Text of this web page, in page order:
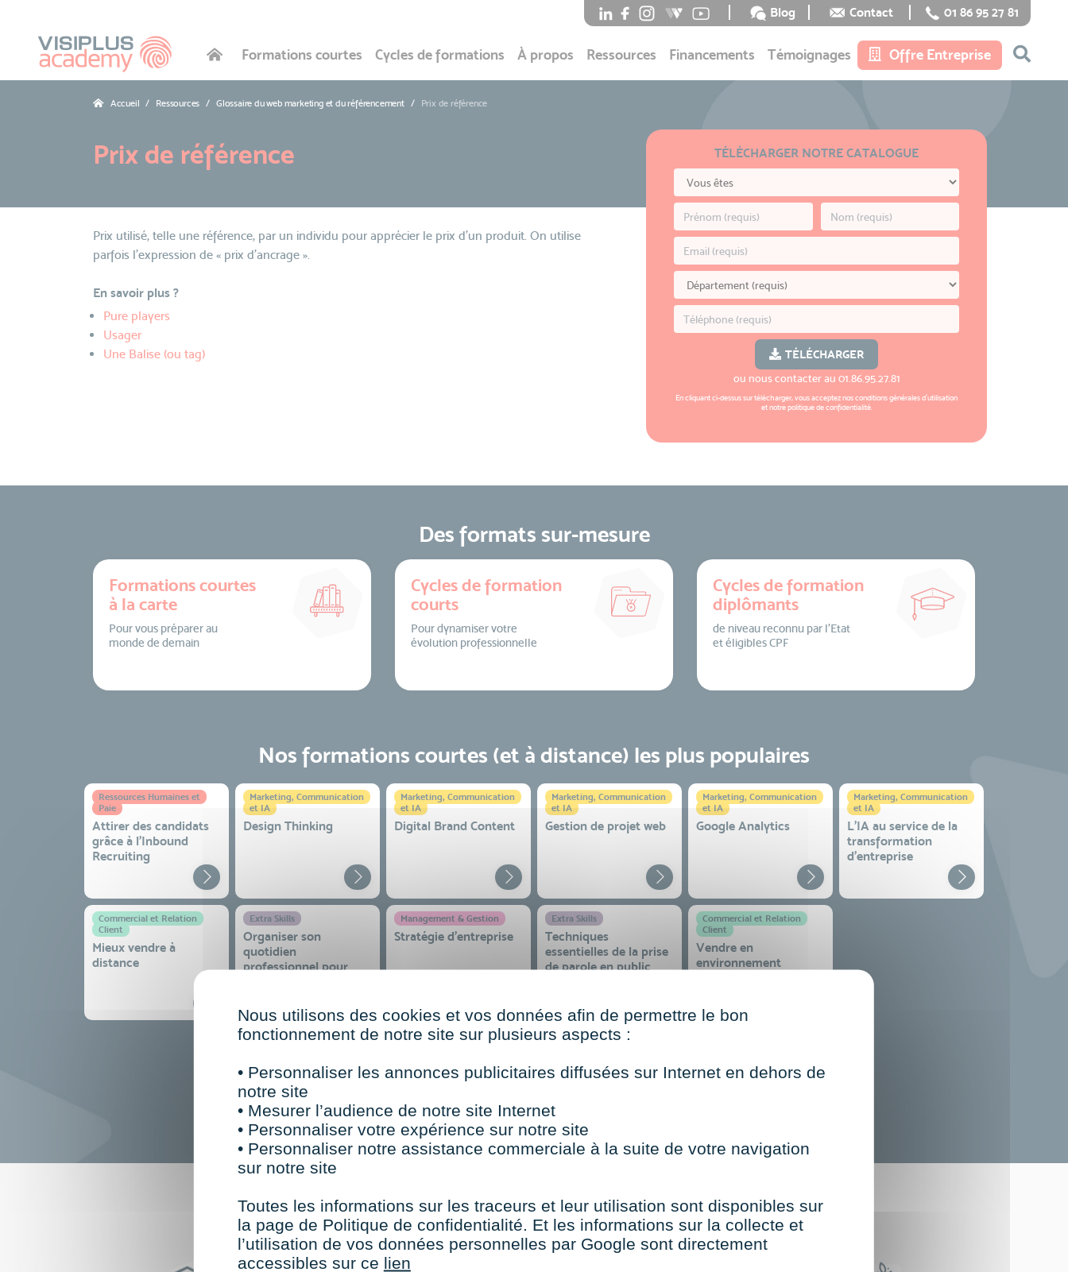
Blog Contact 01 86 95 27 81
Formations courtes Cycles de formations À propos Ressources Financements Témoignages Offre Entreprise
Accueil Ressources Glossaire du web marketing et du référencement Prix de référence
Prix de référence TÉLÉCHARGER NOTRE CATALOGUE
TÉLÉCHARGER
ou nous contacter au 01.86.95.27.81
En cliquant ci-dessus sur télécharger, vous acceptez nosconditions générales d'utilisation
et notrepolitique de confidentialité.
Prix utilisé, telle une référence, par un individu pour apprécier le prix d'un produit. On utilise
parfois l'expression de « prix d'ancrage ».
En savoir plus ?
Pure players
Usager
Une Balise (ou tag)
Des formats sur-mesure
Formations courtes
à la carte
Pour vous préparer au
monde de demain
Cycles de formation
courts
Pour dynamiser votre
évolution professionnelle
Cycles de formation
diplômants
de niveau reconnu par l’Etat
et éligibles CPF
Nos formations courtes (et à distance) les plus populaires
Ressources Humaines et
Paie
Attirer des candidats
grâce à l’Inbound
Recruiting
Marketing, Communication
et IA
Design Thinking
Marketing, Communication
et IA
Digital Brand Content
Marketing, Communication
et IA
Gestion de projet web
Marketing, Communication
et IA
Google Analytics
Marketing, Communication
et IA
L'IA au service de la
transformation
d'entreprise
Commercial et Relation
Client
Mieux vendre à
distance
Extra Skills
Organiser son
quotidien
professionnel pour
Management & Gestion
Stratégie d’entreprise
Extra Skills
Techniques
essentielles de la prise
de parole en public
Commercial et Relation
Client
Vendre en
environnement
TOUTES NOS FORMATIONS COURTES
Faire le choix de VISIPLUS academy c’est
Nous utilisons des cookies et vos données afin de permettre le bon
fonctionnement de notre site sur plusieurs aspects :
• Personnaliser les annonces publicitaires diffusées sur Internet en dehors de
notre site
• Mesurer l’audience de notre site Internet
• Personnaliser votre expérience sur notre site
• Personnaliser notre assistance commerciale à la suite de votre navigation
sur notre site
Toutes les informations sur les traceurs et leur utilisation sont disponibles sur
la page de Politique de confidentialité. Et les informations sur la collecte et
l’utilisation de vos données personnelles par Google sont directement
accessibles sur ce lien